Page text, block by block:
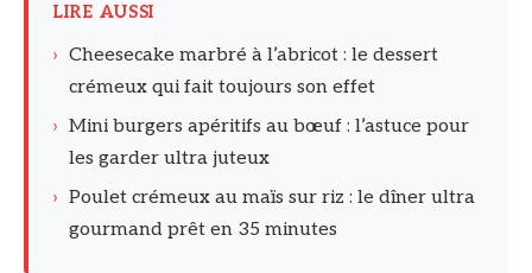
LIRE AUSSI
› Cheesecake marbré à l’abricot : le dessert
crémeux qui fait toujours son effet
› Mini burgers apéritifs au bœuf : l’astuce pour
les garder ultra juteux
› Poulet crémeux au maïs sur riz : le dîner ultra
gourmand prêt en 35 minutes